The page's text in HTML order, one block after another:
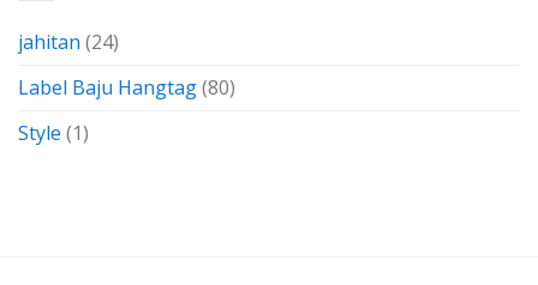
jahitan (24)
Label Baju Hangtag(80)
Style (1)